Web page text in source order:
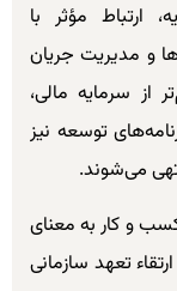
ارتباط مؤثر با
و مدیریت جریان
از سرمایه مالی،
توسعه نیز
می‌شوند.
و کار به معنای
تعهد سازمانی